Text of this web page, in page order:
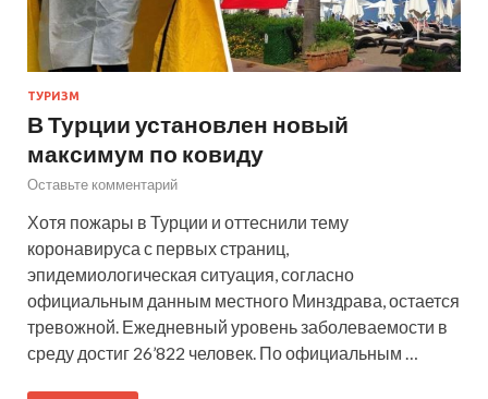
ТУРИЗМ
В Турции установлен новый
максимум по ковиду
Оставьте комментарий
Хотя пожары в Турции и оттеснили тему
коронавируса с первых страниц,
эпидемиологическая ситуация, согласно
официальным данным местного Минздрава, остается
тревожной. Ежедневный уровень заболеваемости в
среду достиг 26’822 человек. По официальным …